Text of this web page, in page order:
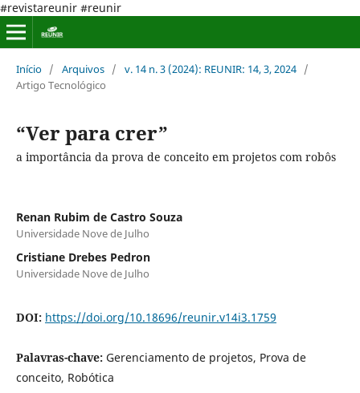
#revistareunir #reunir
Início / Arquivos / v. 14 n. 3 (2024): REUNIR: 14, 3, 2024 /
Artigo Tecnológico
“Ver para crer”
a importância da prova de conceito em projetos com robôs
Renan Rubim de Castro Souza
Universidade Nove de Julho
Cristiane Drebes Pedron
Universidade Nove de Julho
DOI: https://doi.org/10.18696/reunir.v14i3.1759
Palavras-chave: Gerenciamento de projetos, Prova de
conceito, Robótica